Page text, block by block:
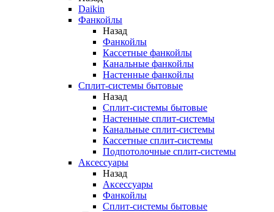
Daikin
Фанкойлы
Назад
Фанкойлы
Кассетные фанкойлы
Канальные фанкойлы
Настенные фанкойлы
Сплит-системы бытовые
Назад
Сплит-системы бытовые
Настенные сплит-системы
Канальные сплит-системы
Кассетные сплит-системы
Подпотолочные сплит-системы
Аксессуары
Назад
Аксессуары
Фанкойлы
Сплит-системы бытовые